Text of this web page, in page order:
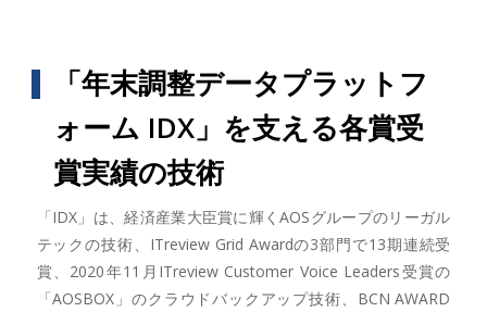
「年末調整データプラットフ
ォーム IDX」を支える各賞受
賞実績の技術
「IDX」は、経済産業大臣賞に輝くAOSグループのリーガル
テックの技術、ITreview Grid Awardの3部門で13期連続受
賞、2020年11月ITreview Customer Voice Leaders受賞の
「AOSBOX」のクラウドバックアップ技術、BCN AWARD